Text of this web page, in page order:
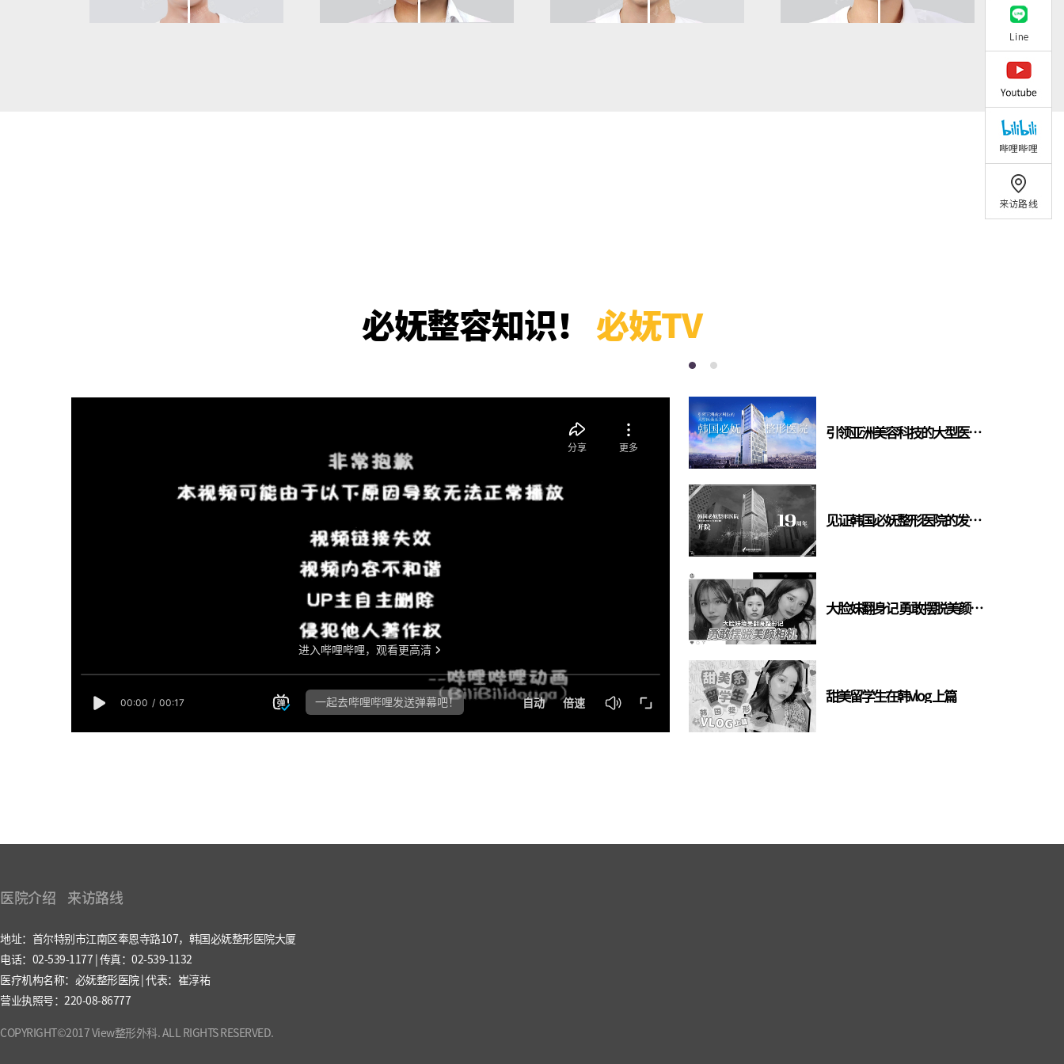
必妩整容知识！ 必妩TV
引领亚洲美容科技的大型医美王国
见证韩国必妩整形医院的发展轨迹
大脸妹翻身记 勇敢摆脱美颜相机
甜美留学生在韩vlog 上篇
医院介绍 来访路线
地址：首尔特别市江南区奉恩寺路107，韩国必妩整形医院大厦
电话：02-539-1177 | 传真：02-539-1132
医疗机构名称：必妩整形医院 | 代表：崔淳祐
营业执照号：220-08-86777
COPYRIGHT©2017 View整形外科. ALL RIGHTS RESERVED.